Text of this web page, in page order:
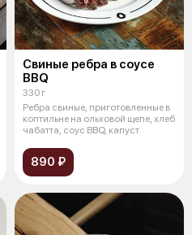
Свиные ребра в соусе
BBQ
330 г
Ребра свиные, приготовленные в
коптильне на ольховой щепе, хлеб
чабатта, соус BBQ, капуст
890 ₽